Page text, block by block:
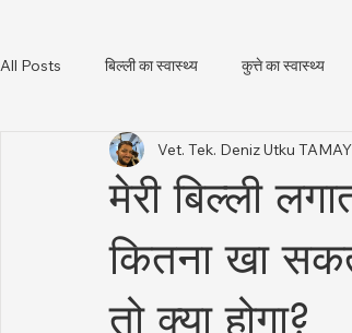
All Posts बिल्ली का स्वास्थ्य कुत्ते का स्वास्थ्य
पशु स्वास्थ्य और नियामकीय अपडेट पशुधन स्वास्थ्य
मेरी बिल्ली
कितना खा
तो क्या होगा?
Vet. Tek. Deniz Utku TAMAY